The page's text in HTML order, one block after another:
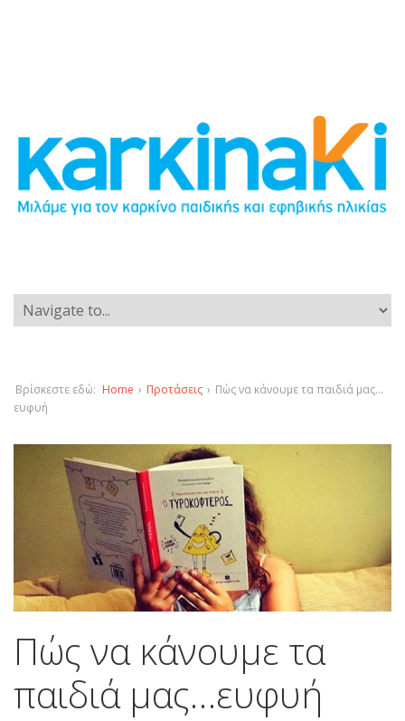
Βρίσκεστε εδώ: Home › Προτάσεις › Πώς να κάνουμε τα παιδιά μας…
ευφυή
Πώς να κάνουμε τα
παιδιά μας…ευφυή